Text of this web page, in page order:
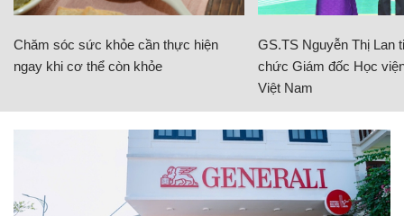
Chăm sóc sức khỏe cần thực hiện
ngay khi cơ thể còn khỏe
GS.TS Nguyễn Thị Lan
chức Giám đốc Học
Việt Nam